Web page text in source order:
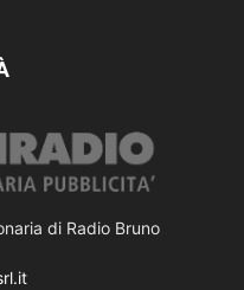
di Radio Bruno